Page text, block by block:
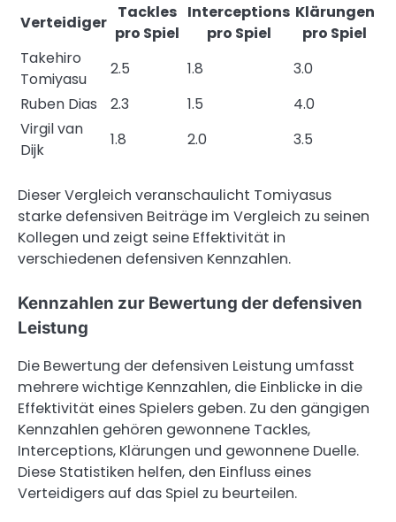
Verteidiger
Tackles
pro Spiel
Interceptions
pro Spiel
Klärungen
pro Spiel
Takehiro
Tomiyasu
2.5 1.8
3.0
Ruben Dias
2.3 1.5
4.0
Virgil van
Dijk
1.8 2.0 3.5
Dieser Vergleich veranschaulicht Tomiyasus
starke defensiven Beiträge im Vergleich zu seinen
Kollegen und zeigt seine Effektivität in
verschiedenen defensiven Kennzahlen.
Kennzahlen zur Bewertung der defensiven
Leistung
Die Bewertung der defensiven Leistung umfasst
mehrere wichtige Kennzahlen, die Einblicke in die
Effektivität eines Spielers geben. Zu den gängigen
Kennzahlen gehören gewonnene Tackles,
Interceptions, Klärungen und gewonnene Duelle.
Diese Statistiken helfen, den Einfluss eines
Verteidigers auf das Spiel zu beurteilen.